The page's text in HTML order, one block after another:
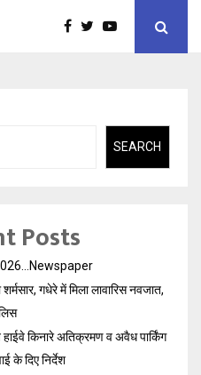
SEARCH
Posts
गधेरे में मिला लावारिस नवजात,
हाईवे किनारे अतिक्रमण व अवैध पार्किंग
के दिए निर्देश